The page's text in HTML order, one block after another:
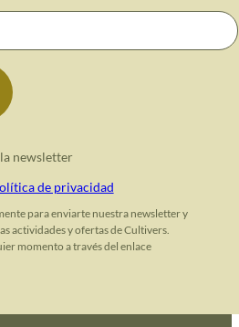
newsletter
de privacidad
para enviarte nuestra newsletter y
actividades y ofertas de Cultivers.
momento a través del enlace